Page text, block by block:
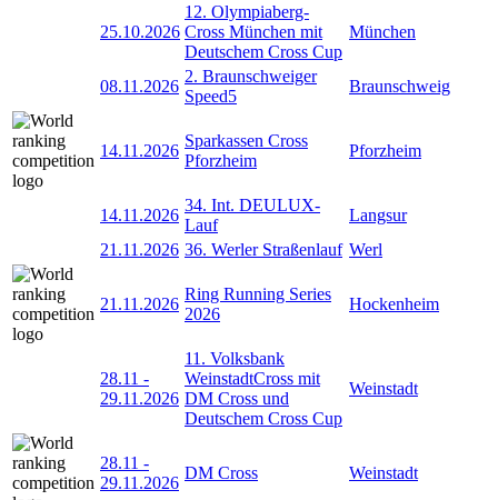
25.10.2026
12. Olympiaberg-
Cross München mit
Deutschem Cross Cup
München
08.11.2026
2. Braunschweiger
Speed5
Braunschweig
14.11.2026
Sparkassen Cross
Pforzheim
Pforzheim
14.11.2026
34. Int. DEULUX-
Lauf
Langsur
21.11.2026 36. Werler Straßenlauf Werl
21.11.2026
Ring Running Series
2026
Hockenheim
28.11 -
29.11.2026
11. Volksbank
WeinstadtCross mit
DM Cross und
Deutschem Cross Cup
Weinstadt
28.11 -
29.11.2026
DM Cross Weinstadt